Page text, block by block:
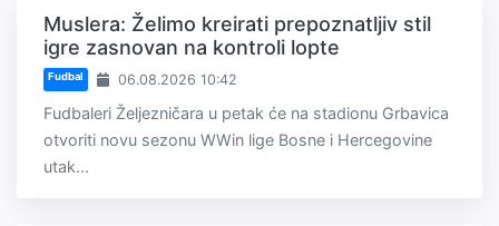
Muslera: Želimo kreirati prepoznatljiv stil
igre zasnovan na kontroli lopte
Fudbal 06.08.2026 10:42
Fudbaleri Željezničara u petak će na stadionu Grbavica
otvoriti novu sezonu WWin lige Bosne i Hercegovine
utak...